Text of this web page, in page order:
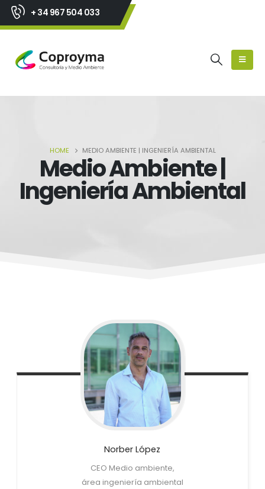
+ 34 967 504 033
HOME MEDIO AMBIENTE | INGENIERÍA AMBIENTAL
Medio Ambiente |
Ingeniería Ambiental
Norber López
CEO Medio ambiente,
área ingeniería ambiental